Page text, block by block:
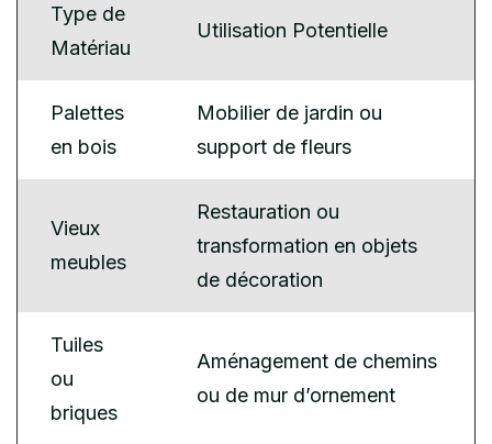
Type de
Matériau
Utilisation Potentielle
Palettes
en bois
Mobilier de jardin ou
support de fleurs
Vieux
meubles
Restauration ou
transformation en objets
de décoration
Tuiles
ou
briques
Aménagement de chemins
ou de mur d’ornement